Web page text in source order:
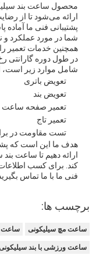
محصول ساعت بند
ارائه می‌شود تا از
پشتیبانی فنی ما
شما در مورد عملکرد
همچنین خدمات تعمیر
در طول دوره گارانتی
شامل موارد زیر است،
تعویض باتری
تعویض بند
تعمیر صفحه ساعت
تعمیر تاج
تست مقاومت در
هدف ما این است که
ارائه دهیم تا ساعت
کند. برای کسب
فنی ما با ما تماس
برچسب ها:
ساعت مچ سیلیکونی ساعت
ساعت ورزشی با بند